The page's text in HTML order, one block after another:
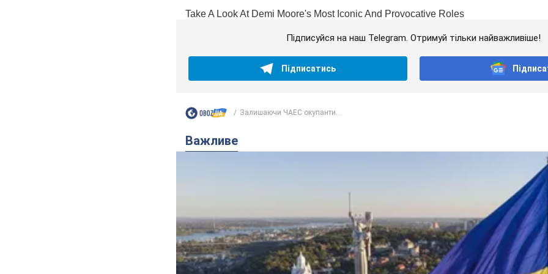
Підписуйся на наш Telegram. Отримуй тільки найважливіше!
Підписатись
Залишаючи ЧАЕС окупанти...
Важливе